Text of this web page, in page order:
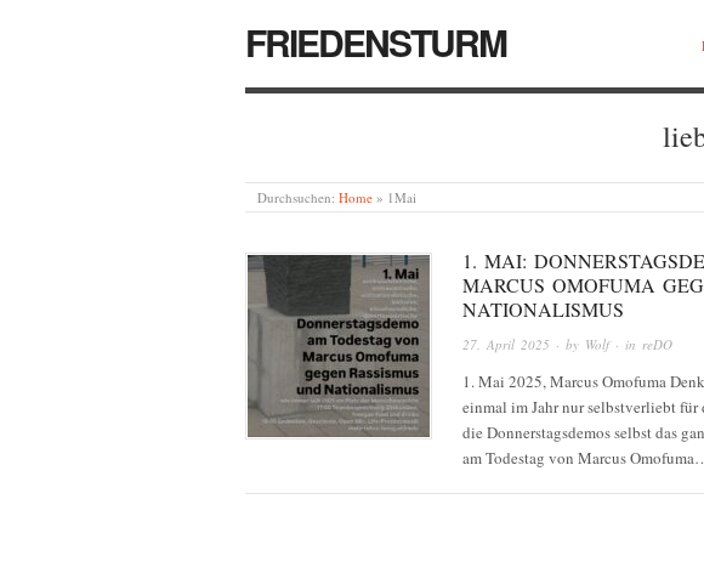
FRIEDENSTURM
Durchsuchen: Home » 1Mai
1. MAI:
MARCUS OMOFUMA
NATIONALISMUS
27. April 2025 · by Wolf· in reDO
1. Mai 2025, Marcus Omofuma
einmal im Jahr nur selbstverliebt für
die Donnerstagsdemos selbst das
am Todestag von Marcus